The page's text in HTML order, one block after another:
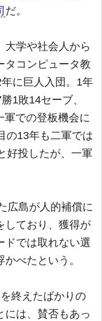
だ。
学や社会人から
タコンピュータ教
に巨人入団。1年
1敗14セーブ、
軍での登板機会に
の13年も二軍では
好投したが、一軍
広島が人的補償に
しており、獲得が
ドでは取れない選
べたという。
終えたばかりの
には、賛否もあっ